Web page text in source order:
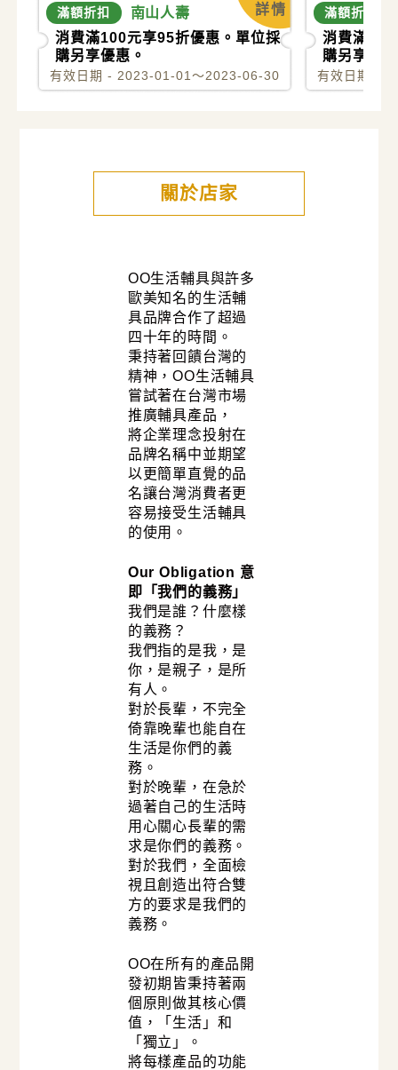
詳情
滿額折扣
南山人壽
消費滿100元享95折優惠。單位採
購另享優惠。
有效日期 - 2023-01-01～2023-06-30
滿額折扣
消費滿100
購另享優
有效日期 -
關於店家
OO生活輔具與許多
歐美知名的生活輔
具品牌合作了超過
四十年的時間。
秉持著回饋台灣的
精神，OO生活輔具
嘗試著在台灣市場
推廣輔具產品，
將企業理念投射在
品牌名稱中並期望
以更簡單直覺的品
名讓台灣消費者更
容易接受生活輔具
的使用。
Our Obligation 意
即「我們的義務」
我們是誰？什麼樣
的義務？
我們指的是我，是
你，是親子，是所
有人。
對於長輩，不完全
倚靠晚輩也能自在
生活是你們的義
務。
對於晚輩，在急於
過著自己的生活時
用心關心長輩的需
求是你們的義務。
對於我們，全面檢
視且創造出符合雙
方的要求是我們的
義務。
OO在所有的產品開
發初期皆秉持著兩
個原則做其核心價
值，「生活」和
「獨立」。
將每樣產品的功能